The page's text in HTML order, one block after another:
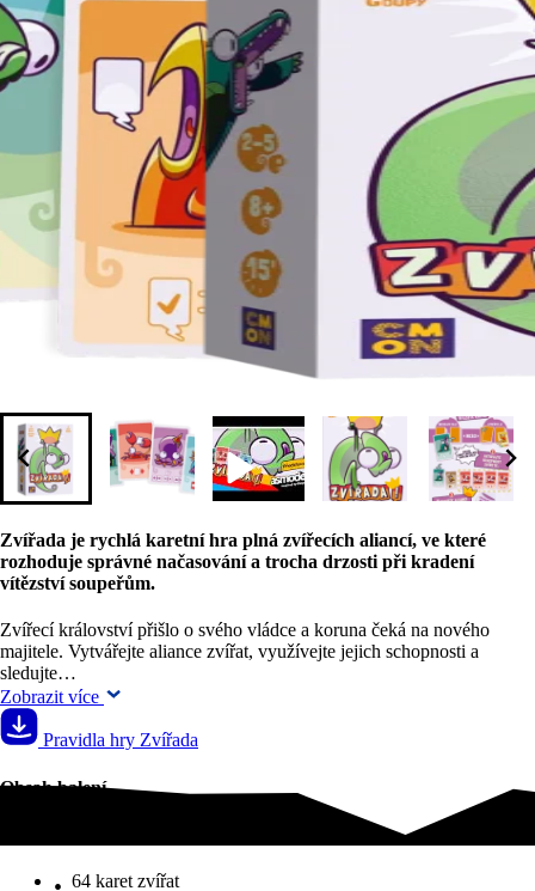
Zvířada je rychlá karetní hra plná zvířecích aliancí, ve které
rozhoduje správné načasování a trocha drzosti při kradení
vítězství soupeřům.
Zvířecí království přišlo o svého vládce a koruna čeká na nového
majitele. Vytvářejte aliance zvířat, využívejte jejich schopnosti a
sledujte…
Zobrazit více
Pravidla hry Zvířada
Obsah balení
64 karet zvířat